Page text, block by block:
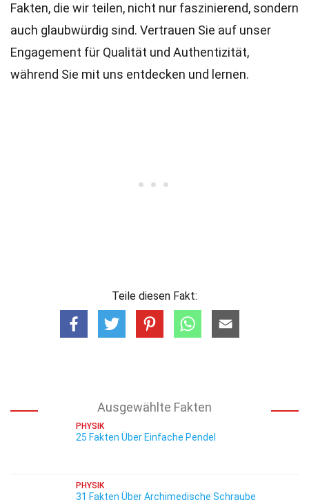
Fakten, die wir teilen, nicht nur faszinierend, sondern
auch glaubwürdig sind. Vertrauen Sie auf unser
Engagement für Qualität und Authentizität,
während Sie mit uns entdecken und lernen.
Teile diesen Fakt:
Ausgewählte Fakten
PHYSIK
25 Fakten Über Einfache Pendel
PHYSIK
31 Fakten Über Archimedische Schraube